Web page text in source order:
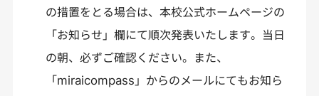
の措置をとる場合は、本校公式ホームページの
「お知らせ」欄にて順次発表いたします。当日
の朝、必ずご確認ください。また、
「miraicompass」からのメールにてもお知ら